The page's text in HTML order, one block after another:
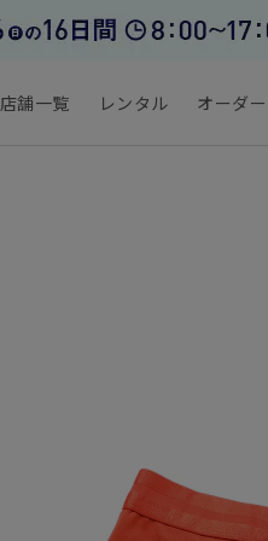
店舗一覧 レンタル オーダー